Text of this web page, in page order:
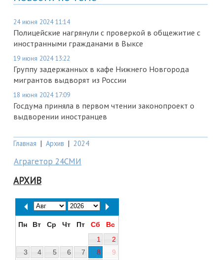
24 июня 2024 11:14
Полицейские нагрянули с проверкой в общежитие с
иностранными гражданами в Выксе
19 июня 2024 13:22
Группу задержанных в кафе Нижнего Новгорода
мигрантов выдворят из России
18 июня 2024 17:09
Госдума приняла в первом чтении законопроект о
выдворении иностранцев
Главная | Архив | 2024
Аграгетор 24СМИ
АРХИВ
Пн Вт Ср Чт Пт Сб
Вс
1
2
3
4 5 6 7 8
9